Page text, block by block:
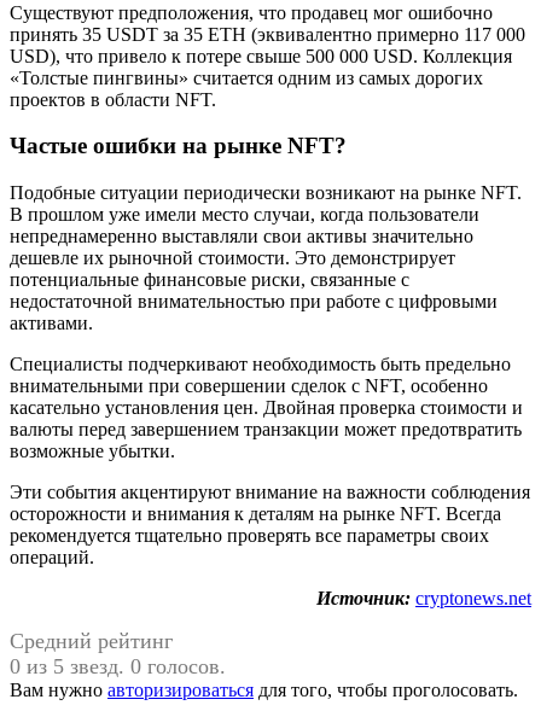
Существуют предположения, что продавец мог ошибочно
принять 35 USDT за 35 ETH (эквивалентно примерно 117 000
USD), что привело к потере свыше 500 000 USD. Коллекция
«Толстые пингвины» считается одним из самых дорогих
проектов в области NFT.
Частые ошибки на рынке NFT?
Подобные ситуации периодически возникают на рынке NFT.
В прошлом уже имели место случаи, когда пользователи
непреднамеренно выставляли свои активы значительно
дешевле их рыночной стоимости. Это демонстрирует
потенциальные финансовые риски, связанные с
недостаточной внимательностью при работе с цифровыми
активами.
Специалисты подчеркивают необходимость быть предельно
внимательными при совершении сделок с NFT, особенно
касательно установления цен. Двойная проверка стоимости и
валюты перед завершением транзакции может предотвратить
возможные убытки.
Эти события акцентируют внимание на важности соблюдения
осторожности и внимания к деталям на рынке NFT. Всегда
рекомендуется тщательно проверять все параметры своих
операций.
Источник: cryptonews.net
Средний рейтинг
0 из 5 звезд. 0 голосов.
Вам нужно авторизироваться для того, чтобы проголосовать.